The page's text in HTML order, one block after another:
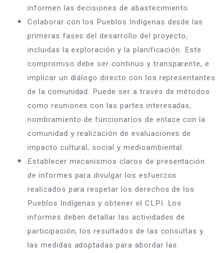
informen las decisiones de abastecimiento.
Colaborar con los Pueblos Indígenas desde las
primeras fases del desarrollo del proyecto,
incluidas la exploración y la planificación. Este
compromiso debe ser continuo y transparente, e
implicar un diálogo directo con los representantes
de la comunidad. Puede ser a través de métodos
como reuniones con las partes interesadas,
nombramiento de funcionarios de enlace con la
comunidad y realización de evaluaciones de
impacto cultural, social y medioambiental.
Establecer mecanismos claros de presentación
de informes para divulgar los esfuerzos
realizados para respetar los derechos de los
Pueblos Indígenas y obtener el CLPI. Los
informes deben detallar las actividades de
participación, los resultados de las consultas y
las medidas adoptadas para abordar las